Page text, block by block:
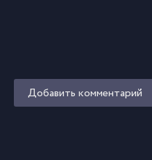
Добавить комментарий